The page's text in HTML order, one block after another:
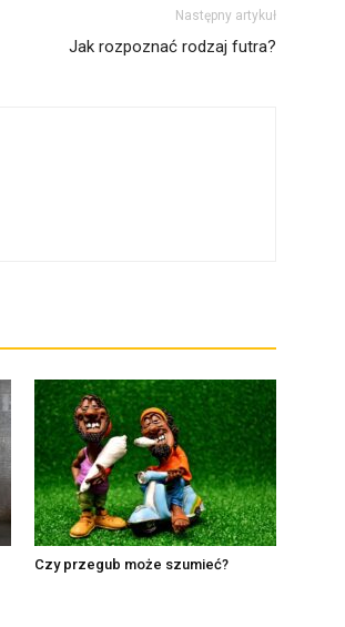
Następny artykuł
Jak rozpoznać rodzaj futra?
Czy przegub może szumieć?